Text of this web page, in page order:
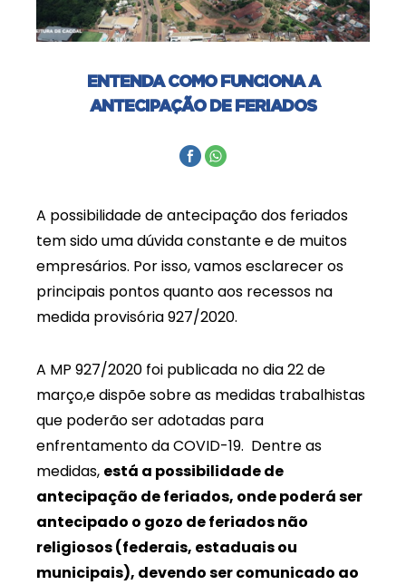
ENTENDA COMO FUNCIONA A
ANTECIPAÇÃO DE FERIADOS
A possibilidade de antecipação dos feriados
tem sido uma dúvida constante e de muitos
empresários. Por isso, vamos esclarecer os
principais pontos quanto aos recessos na
medida provisória 927/2020.
A MP 927/2020 foi publicada no dia 22 de
março,e dispõe sobre as medidas trabalhistas
que poderão ser adotadas para
enfrentamento da COVID-19. Dentre as
medidas, está a possibilidade de
antecipação de feriados, onde poderá ser
antecipado o gozo de feriados não
religiosos (federais, estaduais ou
municipais), devendo ser comunicado ao